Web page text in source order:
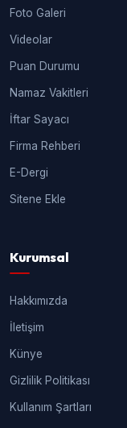
Foto Galeri
Videolar
Puan Durumu
Namaz Vakitleri
İftar Sayacı
Firma Rehberi
E-Dergi
Sitene Ekle
Kurumsal
Hakkımızda
İletişim
Künye
Gizlilik Politikası
Kullanım Şartları